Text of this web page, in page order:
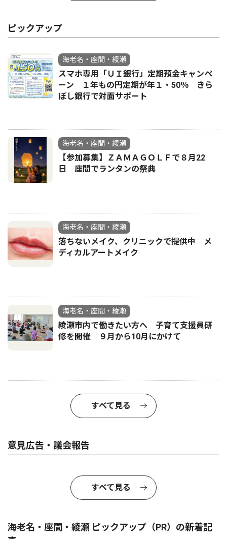
ピックアップ
海老名・座間・綾瀬
スマホ専用「ＵＩ銀行」定期預金キャンペ
ーン １年もの円定期が年１・50％ きら
ぼし銀行で対面サポート
海老名・座間・綾瀬
【参加募集】ＺＡＭＡＧＯＬＦで８月22
日 座間でランタンの祭典
海老名・座間・綾瀬
落ちないメイク、クリニックで提供中 メ
ディカルアートメイク
海老名・座間・綾瀬
綾瀬市内で働きたい方へ 子育て支援員研
修を開催 ９月から10月にかけて
すべて見る
意見広告・議会報告
すべて見る
海老名・座間・綾瀬 ピックアップ（PR）の新着記